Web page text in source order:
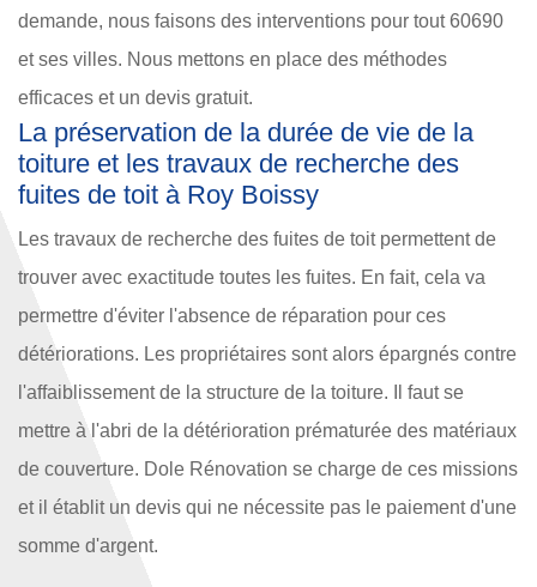
demande, nous faisons des interventions pour tout 60690
et ses villes. Nous mettons en place des méthodes
efficaces et un devis gratuit.
La préservation de la durée de vie de la
toiture et les travaux de recherche des
fuites de toit à Roy Boissy
Les travaux de recherche des fuites de toit permettent de
trouver avec exactitude toutes les fuites. En fait, cela va
permettre d'éviter l'absence de réparation pour ces
détériorations. Les propriétaires sont alors épargnés contre
l'affaiblissement de la structure de la toiture. Il faut se
mettre à l'abri de la détérioration prématurée des matériaux
de couverture. Dole Rénovation se charge de ces missions
et il établit un devis qui ne nécessite pas le paiement d'une
somme d'argent.